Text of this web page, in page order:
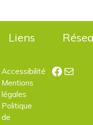
Liens
Accessibilité
Mentions
légales
Politique
de
E-mail